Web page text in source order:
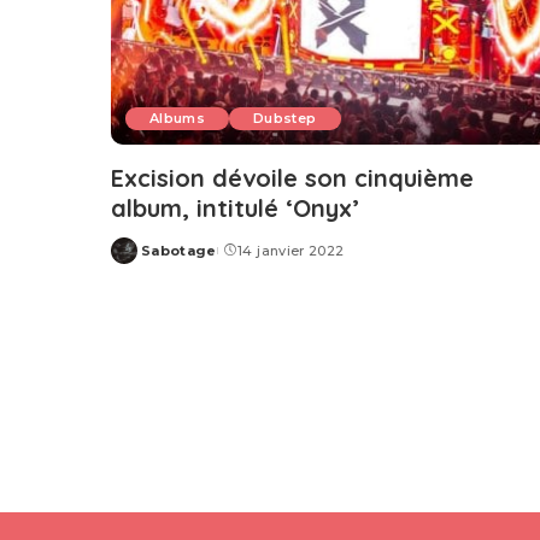
Albums Dubstep
Excision dévoile son cinquième
album, intitulé ‘Onyx’
Posted
Sabotage 14 janvier 2022